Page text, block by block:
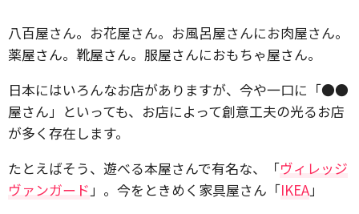
八百屋さん。お花屋さん。お風呂屋さんにお肉屋さん。
薬屋さん。靴屋さん。服屋さんにおもちゃ屋さん。
日本にはいろんなお店がありますが、今や一口に「●●
屋さん」といっても、お店によって創意工夫の光るお店
が多く存在します。
たとえばそう、遊べる本屋さんで有名な、「ヴィレッジ
ヴァンガード」。今をときめく家具屋さん「IKEA」